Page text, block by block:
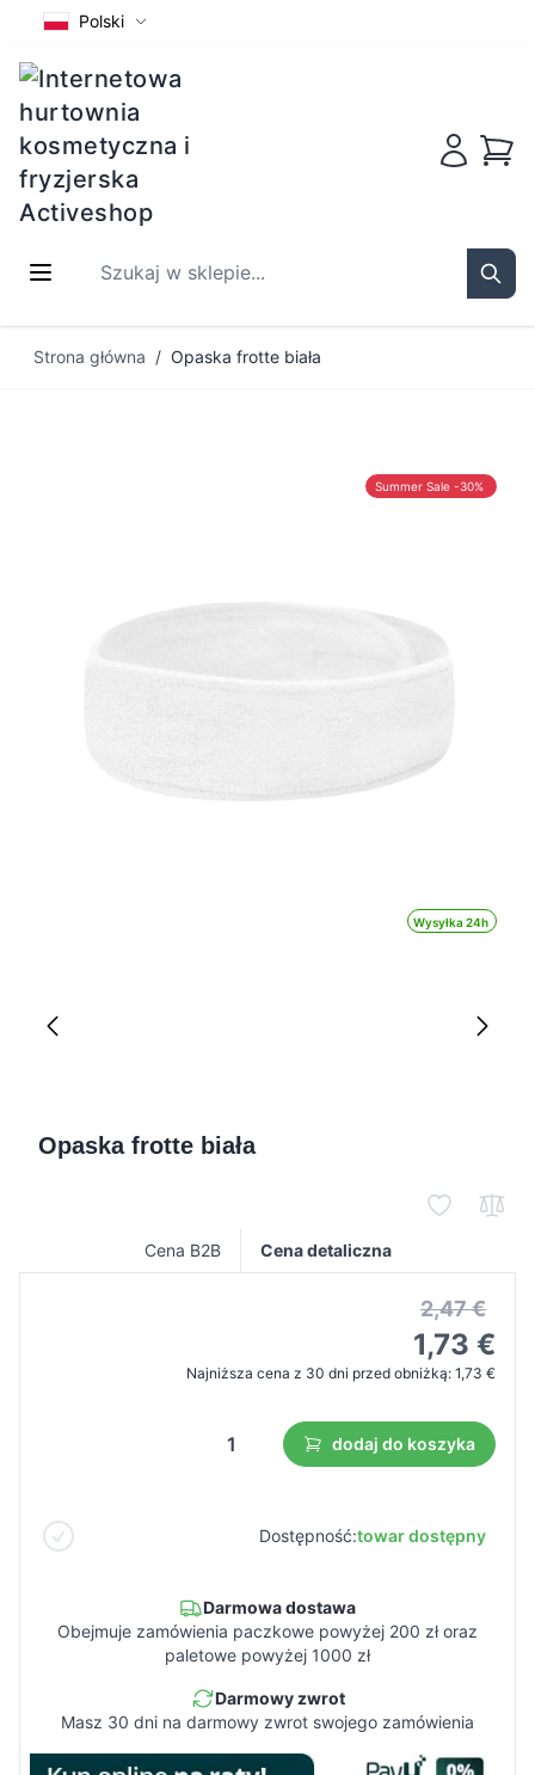
Polski
Szukaj w sklepie...
Strona główna / Opaska frotte biała
Wysyłka 24h
Summer Sale -30%
Opaska frotte biała
Cena B2B Cena detaliczna
2,47 €
1,73 €
Najniższa cena z 30 dni przed obniżką: 1,73 €
dodaj do koszyka
Dostępność:towar dostępny
Darmowa dostawa
Obejmuje zamówienia paczkowe powyżej 200 zł oraz
paletowe powyżej 1000 zł
Darmowy zwrot
Masz 30 dni na darmowy zwrot swojego zamówienia